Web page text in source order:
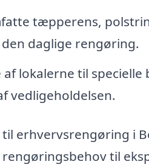
tæpperens,
daglige rengøring.
af lokalerne til
vedligeholdelsen.
erhvervsrengøring i
til